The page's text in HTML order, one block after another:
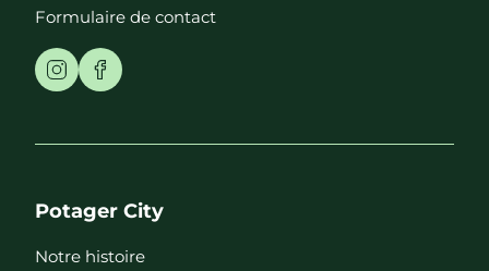
Formulaire de contact
Potager City
Notre histoire